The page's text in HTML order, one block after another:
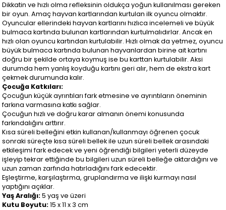
Dikkatin ve hızlı olma refleksinin oldukça yoğun kullanılması gereken
bir oyun. Amaç hayvan kartlarından kurtulan ilk oyuncu olmaktır.
Oyuncular ellerindeki hayvan kartlarını hızlıca incelemeli ve büyük
bulmaca kartında bulunan kartlarından kurtulmalıdırlar. Ancak en
hızlı olan oyuncu kartından kurtulabilir. Hızlı olmak da yetmez, oyuncu
büyük bulmaca kartında bulunan hayvanlardan birine ait kartını
doğru bir şekilde ortaya koymuş ise bu karttan kurtulabilir. Aksi
durumda hem yanlış koyduğu kartını geri alır, hem de ekstra kart
çekmek durumunda kalır.
Çocuğa Katkıları:
Çocuğun küçük ayrıntıları fark etmesine ve ayrıntıların öneminin
farkına varmasına katkı sağlar.
Çocuğun hızlı ve doğru karar almanın önemi konusunda
farkındalığını arttırır.
Kısa süreli belleğini etkin kullanan/kullanmayı öğrenen çocuk
sonraki süreçte kısa süreli bellek ile uzun süreli bellek arasındaki
etkileşimi fark edecek ve yeni öğrendiği bilgileri yeterli düzeyde
işleyip tekrar ettiğinde bu bilgileri uzun süreli belleğe aktardığını ve
uzun zaman zarfında hatırladığını fark edecektir.
Eşleştirme, karşılaştırma, gruplandırma ve ilişki kurmayı nasıl
yaptığını açıklar.
Yaş Aralığı:5 yaş ve üzeri
Kutu Boyutu:15 x 11 x 3 cm